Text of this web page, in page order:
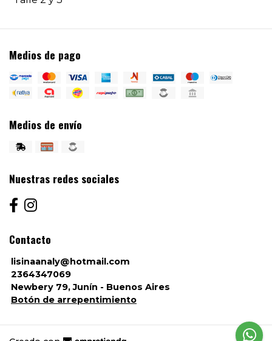
Medios de pago
Medios de envío
Nuestras redes sociales
Contacto
lisinaanaly@hotmail.com
2364347069
Newbery 79, Junín - Buenos Aires
Botón de arrepentimiento